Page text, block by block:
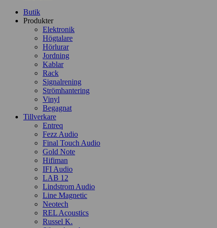
Butik
Produkter
Elektronik
Högtalare
Hörlurar
Jordning
Kablar
Rack
Signalrening
Strömhantering
Vinyl
Begagnat
Tillverkare
Entreq
Fezz Audio
Final Touch Audio
Gold Note
Hifiman
IFI Audio
LAB 12
Lindstrom Audio
Line Magnetic
Neotech
REL Acoustics
Russel K.